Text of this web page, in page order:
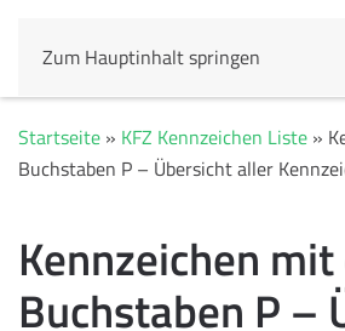
Zum Hauptinhalt springen
Startseite » KFZ Kennzeichen Liste »
Buchstaben P – Übersicht aller
Kennzeichen
Buchstaben P –